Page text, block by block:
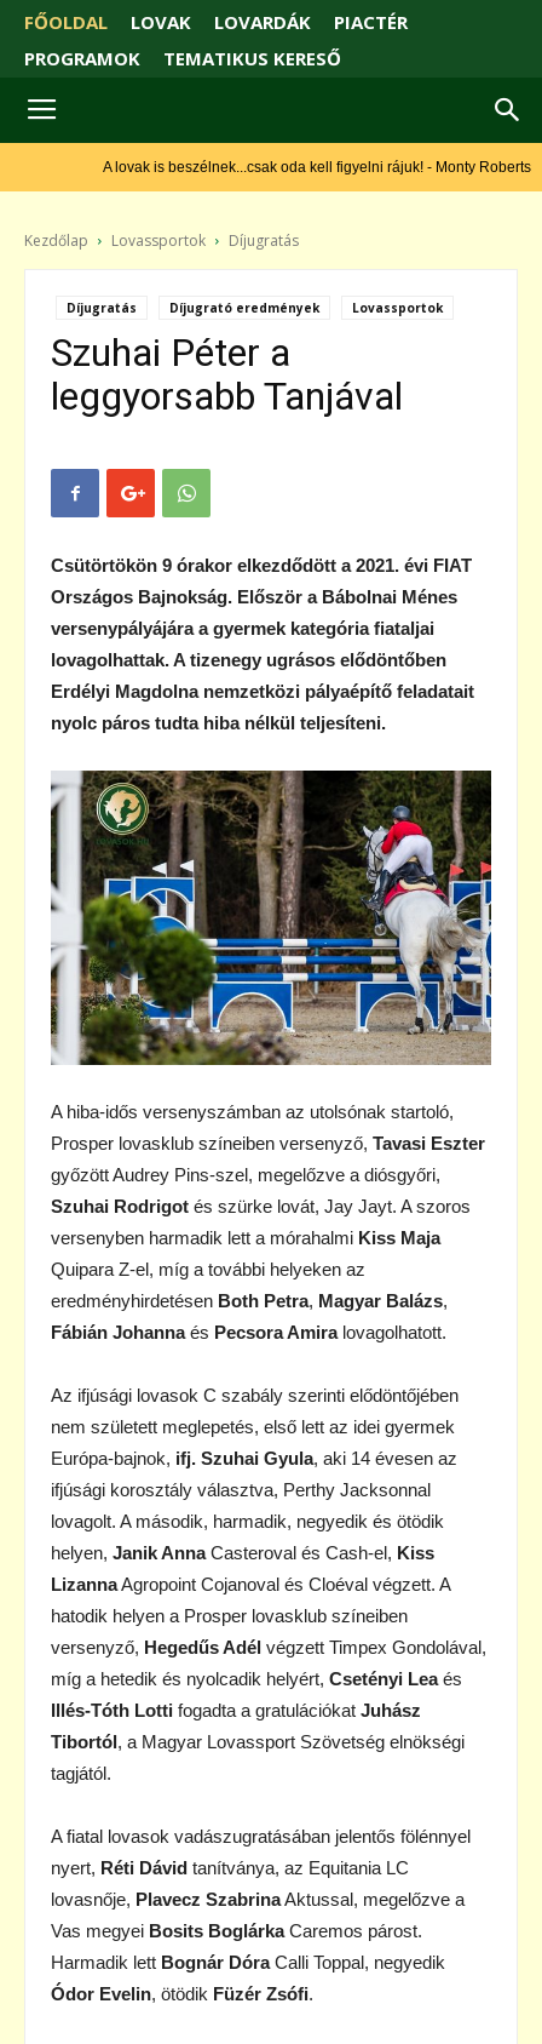
FŐOLDAL LOVAK LOVARDÁK
PIACTÉR
PROGRAMOK
TEMATIKUS KERESŐ
A lovak is beszélnek...csak oda kell figyelni rájuk! - Monty Roberts
Kezdőlap Lovassportok Díjugratás
Díjugratás Díjugrató eredmények Lovassportok
Szuhai Péter a
leggyorsabb Tanjával
Csütörtökön 9 órakor elkezdődött a 2021. évi FIAT
Országos Bajnokság. Először a Bábolnai Ménes
versenypályájára a gyermek kategória fiataljai
lovagolhattak. A tizenegy ugrásos elődöntőben
Erdélyi Magdolna nemzetközi pályaépítő feladatait
nyolc páros tudta hiba nélkül teljesíteni.
A hiba-idős versenyszámban az utolsónak startoló,
Prosper lovasklub színeiben versenyző, Tavasi Eszter
győzött Audrey Pins-szel, megelőzve a diósgyőri,
Szuhai Rodrigot és szürke lovát, Jay Jayt. A szoros
versenyben harmadik lett a mórahalmi Kiss Maja
Quipara Z-el, míg a további helyeken az
eredményhirdetésen Both Petra, Magyar Balázs,
Fábián Johannaés Pecsora Amiralovagolhatott.
Az ifjúsági lovasok C szabály szerinti elődöntőjében
nem született meglepetés, első lett az idei gyermek
Európa-bajnok, ifj. Szuhai Gyula, aki 14 évesen az
ifjúsági korosztály választva, Perthy Jacksonnal
lovagolt. A második, harmadik, negyedik és ötödik
helyen, Janik AnnaCasteroval és Cash-el, Kiss
LizannaAgropoint Cojanoval és Cloéval végzett. A
hatodik helyen a Prosper lovasklub színeiben
versenyző, Hegedűs Adél végzett Timpex Gondolával,
míg a hetedik és nyolcadik helyért, Csetényi Leaés
Illés-Tóth Lotti fogadta a gratulációkat Juhász
Tibortól, a Magyar Lovassport Szövetség elnökségi
tagjától.
A fiatal lovasok vadászugratásában jelentős fölénnyel
nyert, Réti Dávid tanítványa, az Equitania LC
lovasnője, Plavecz SzabrinaAktussal, megelőzve a
Vas megyei Bosits BoglárkaCaremos párost.
Harmadik lett Bognár DóraCalli Toppal, negyedik
Ódor Evelin, ötödik Füzér Zsófi.